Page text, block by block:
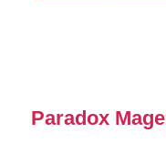
Paradox